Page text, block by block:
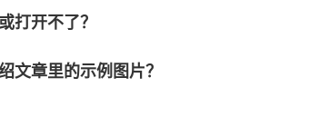
打开不了？
文章里的示例图片？